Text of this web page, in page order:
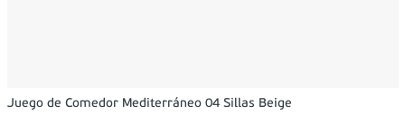
Juego de Comedor Mediterráneo 04 Sillas Beige